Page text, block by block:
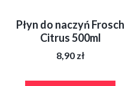
Płyn do naczyń Frosch
Citrus 500ml
8,90 zł